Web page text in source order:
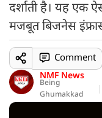
दर्शाती है। यह एक
मजबूत बिजनेस
NMF News
Being
Ghumakkad
Comment